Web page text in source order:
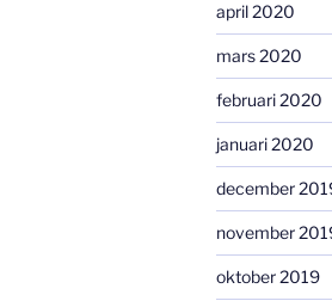
april 2020
mars 2020
februari 2020
januari 2020
december
november
oktober 2019